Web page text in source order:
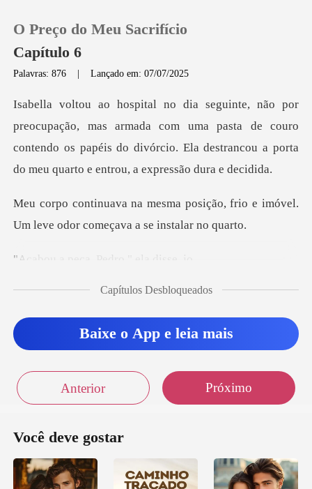
0
Loja
Sair
O Preço do Meu Sacrifício
Capítulo 6
Palavras: 876 |Lançado em: 07/07/2025
armada com uma pasta de couro
contendo os papéis do divórcio. Ela de
ição, frio e imóvel.
Um leve odor
ça, Pedro,"
Capítulos Desbloqueados
Baixe o App e leia mais
Anterior Próximo
Você deve gostar